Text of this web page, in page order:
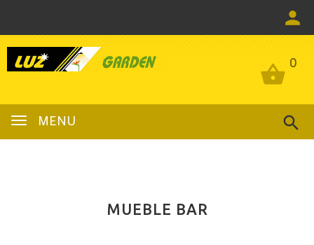
0
MENU
0
MUEBLE BAR